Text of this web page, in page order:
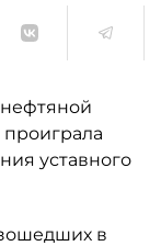
уставного
в